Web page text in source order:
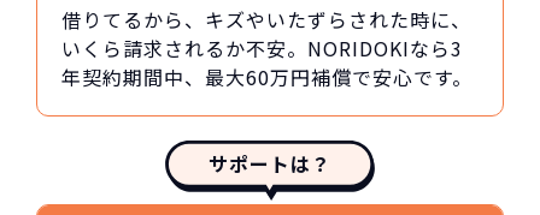
借りてるから、キズやいたずらされた時に、
いくら請求されるか不安。NORIDOKIなら3
年契約期間中、最大60万円補償で安心です。
サポートは？